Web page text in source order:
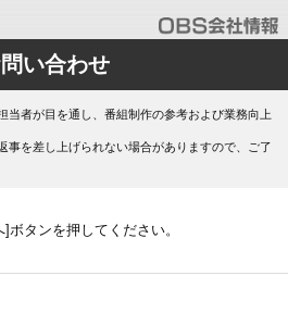
い合わせ
当者が目を通し、番組制作の参考および業務向上
事を差し上げられない場合がありますので、ご了
タンを押してください。